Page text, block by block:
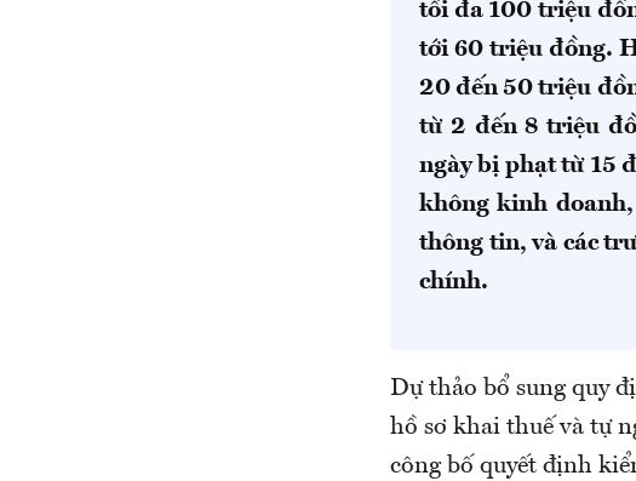
tối đa 100 triệu
tới 60 triệu đồng.
20 đến 50 triệu
từ 2 đến 8 triệu
ngày bị phạt từ 15
không kinh
thông tin, và các
chính.
Dự thảo bổ sung quy
hồ sơ khai thuế và tự
công bố quyết định